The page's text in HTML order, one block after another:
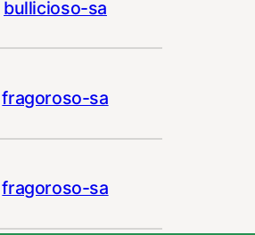
bullicioso-sa
fragoroso-sa
fragoroso-sa